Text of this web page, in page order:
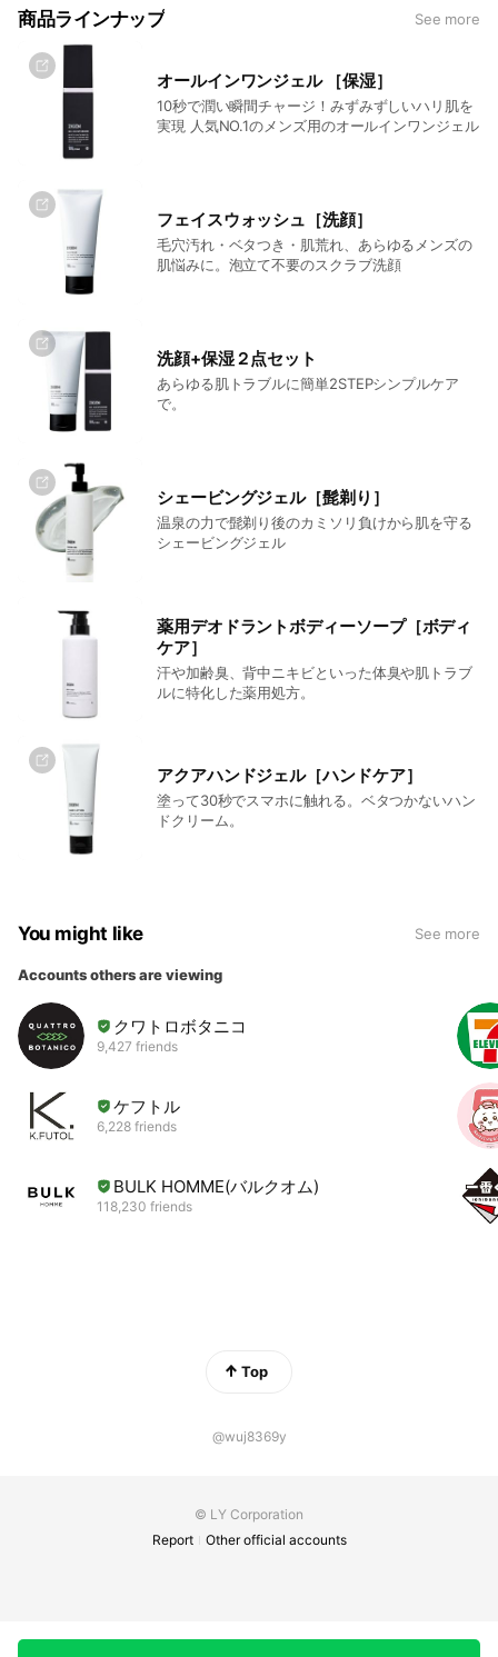
商品ラインナップ See more
オールインワンジェル ［保湿］
10秒で潤い瞬間チャージ！みずみずしいハリ肌を
実現 人気NO.1のメンズ用のオールインワンジェル
フェイスウォッシュ［洗顔］
毛穴汚れ・ベタつき・肌荒れ、あらゆるメンズの
肌悩みに。泡立て不要のスクラブ洗顔
洗顔+保湿２点セット
あらゆる肌トラブルに簡単2STEPシンプルケア
で。
シェービングジェル［髭剃り］
温泉の力で髭剃り後のカミソリ負けから肌を守る
シェービングジェル
薬用デオドラントボディーソープ［ボディ
ケア］
汗や加齢臭、背中ニキビといった体臭や肌トラブ
ルに特化した薬用処方。
アクアハンドジェル［ハンドケア］
塗って30秒でスマホに触れる。ベタつかないハン
ドクリーム。
You might like See more
Accounts others are viewing
クワトロボタニコ
9,427 friends
ケフトル
6,228 friends
BULK HOMME(バルクオム)
118,230 friends
Top
@wuj8369y
© LY Corporation
Report
Other official accounts